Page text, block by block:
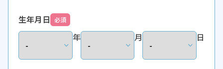
生年月日 必須
年 月 日